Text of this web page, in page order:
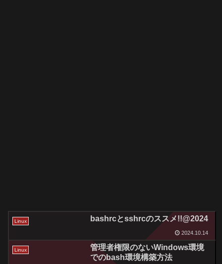
Linux bashrcとsshrcのススメ!!@2024
2024.10.14
Linux
管理者権限のないWindows環境
でのbash環境構築方法